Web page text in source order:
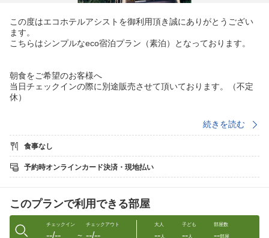
この度はエコホテルアシストを御利用頂き誠にありがとうござい
ます。
こちらはシンプルなeco宿泊プラン（素泊）となっております。
朝食をご希望のお客様へ
当日チェックインの際に別途販売させて頂いております。（不定
休）
チェックイン 16：00〜22：00（金曜・日曜・祝日21：00ま
で）
※22：00以降のチェックインご希望の場合は前日までに当ホテル
までご相談ください。
ご要望に添えない場合もございますので予めご了承ください。
※御延長のご希望の際はフロントまでお申し付け下さい（別
途料金）
続きを読む
食事なし
予約時オンラインカード決済・現地払い
このプランで利用できる部屋
チェックイン
--/-- 〜
チェックアウト
--/--
大人
--人
子ども
--人
部屋数
--部屋